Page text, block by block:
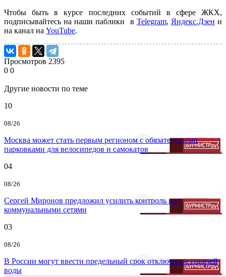
Чтобы быть в курсе последних событий в сфере ЖКХ,
подписывайтесь на наши паблики в Telegram, Яндекс.Дзен и
на канал на YouTube.
Просмотров 2395
0 0
Другие новости по теме
10
08/26
Москва может стать первым регионом с обязательными
парковками для велосипедов и самокатов
04
08/26
Сергей Миронов предложил усилить контроль над
коммунальными сетями
03
08/26
В России могут ввести предельный срок отключение горячей
воды